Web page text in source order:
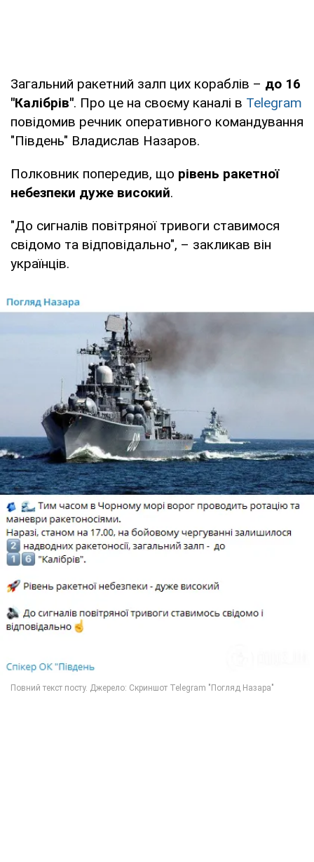
Загальний ракетний залп цих кораблів – до 16
"Калібрів". Про це на своєму каналі в Telegram
повідомив речник оперативного командування
"Південь" Владислав Назаров.
Полковник попередив, що рівень ракетної
небезпеки дуже високий.
"До сигналів повітряної тривоги ставимося
свідомо та відповідально", – закликав він
українців.